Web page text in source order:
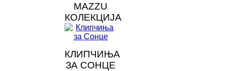
MAZZU
КОЛЕКЦИЈА
КЛИПЧИЊА
ЗА СОНЦЕ